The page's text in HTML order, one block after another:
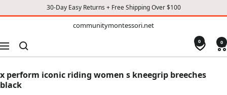
30-Day Easy Returns + Free Shipping Over $100
communitymontessori.net
Navigation
0 0
x perform iconic riding women s kneegrip breeches
black